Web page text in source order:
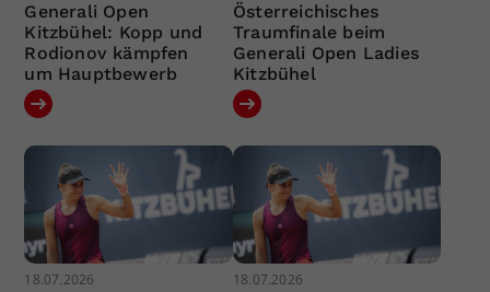
Generali Open
Kitzbühel: Kopp und
Rodionov kämpfen
um Hauptbewerb
Österreichisches
Traumfinale beim
Generali Open Ladies
Kitzbühel
18.07.2026 18.07.2026